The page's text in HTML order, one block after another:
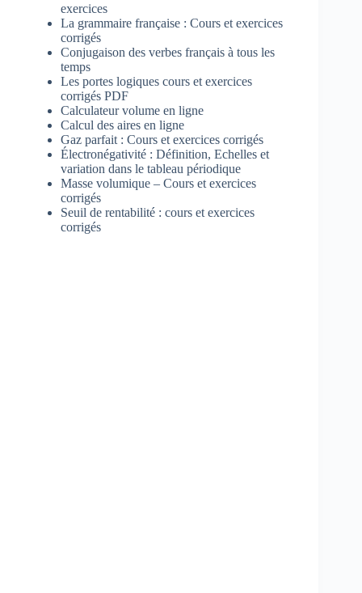
exercices
La grammaire française : Cours et exercices
corrigés
Conjugaison des verbes français à tous les
temps
Les portes logiques cours et exercices
corrigés PDF
Calculateur volume en ligne
Calcul des aires en ligne
Gaz parfait : Cours et exercices corrigés
Électronégativité : Définition, Echelles et
variation dans le tableau périodique
Masse volumique – Cours et exercices
corrigés
Seuil de rentabilité : cours et exercices
corrigés